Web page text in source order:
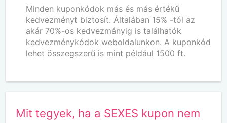
Minden kuponkódok más és más értékű
kedvezményt biztosít. Általában 15% -tól az
akár 70%-os kedvezmányig is találhatók
kedvezménykódok weboldalunkon. A kuponkód
lehet összegszerű is mint például 1500 ft.
Mit tegyek, ha a SEXES kupon nem